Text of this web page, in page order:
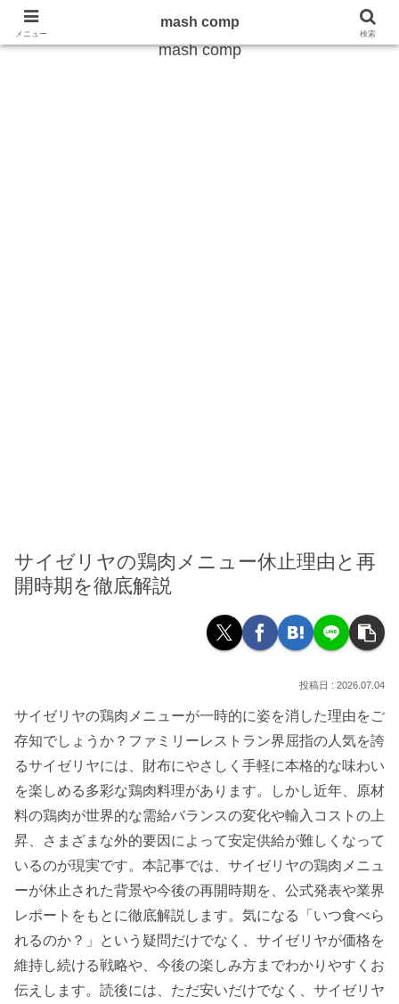
mash comp
サイゼリヤの鶏肉メニュー休止理由と再
開時期を徹底解説
2026.07.04
サイゼリヤの鶏肉メニューが一時的に姿を消した理由をご
存知でしょうか？ファミリーレストラン界屈指の人気を誇
るサイゼリヤには、財布にやさしく手軽に本格的な味わい
を楽しめる多彩な鶏肉料理があります。しかし近年、原材
料の鶏肉が世界的な需給バランスの変化や輸入コストの上
昇、さまざまな外的要因によって安定供給が難しくなって
いるのが現実です。本記事では、サイゼリヤの鶏肉メニュ
ーが休止された背景や今後の再開時期を、公式発表や業界
レポートをもとに徹底解説します。気になる「いつ食べら
れるのか？」という疑問だけでなく、サイゼリヤが価格を
維持し続ける戦略や、今後の楽しみ方までわかりやすくお
伝えします。読後には、ただ安いだけでなく、サイゼリヤ
メニュー
mash comp
検索